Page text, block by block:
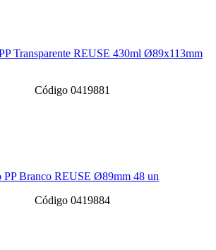
Transparente REUSE 430ml Ø89x113mm
Código 0419881
PP Branco REUSE Ø89mm 48 un
Código 0419884